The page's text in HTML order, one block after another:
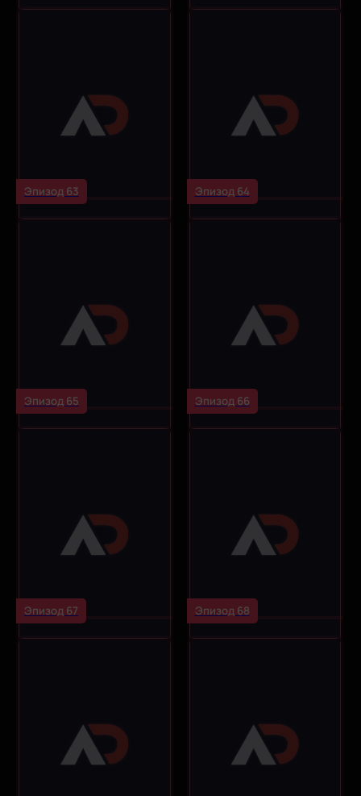
Эпизод 63 Эпизод 64
Эпизод 65 Эпизод 66
Эпизод 67 Эпизод 68